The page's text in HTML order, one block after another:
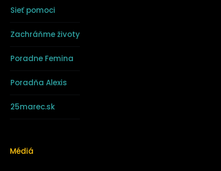
Sieť pomoci
Zachráňme životy
Poradne Femina
Poradňa Alexis
25marec.sk
Médiá